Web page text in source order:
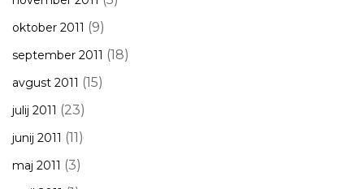
oktober 2011 (9)
september 2011 (18)
avgust 2011 (15)
julij 2011 (23)
junij 2011 (11)
maj 2011 (3)